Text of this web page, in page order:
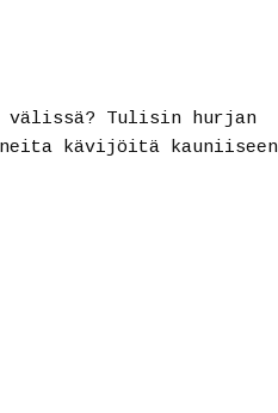
välissä? Tulisin hurjan
kävijöitä kauniiseen